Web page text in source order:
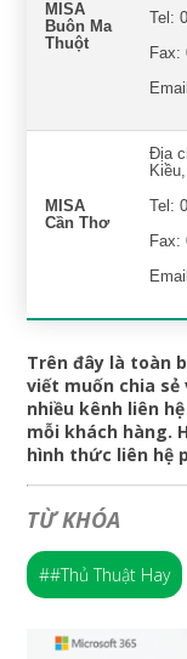
MISA
Buôn Ma
Thuột
Tel:
Fax:
MISA
Cần Thơ
Địa
Tel:
Fax:
Trên đây là toàn
viết muốn chia sẻ
nhiều kênh liên
mỗi khách hàng.
hình thức liên hệ
TỪ KHÓA
##Thủ Thuật Hay